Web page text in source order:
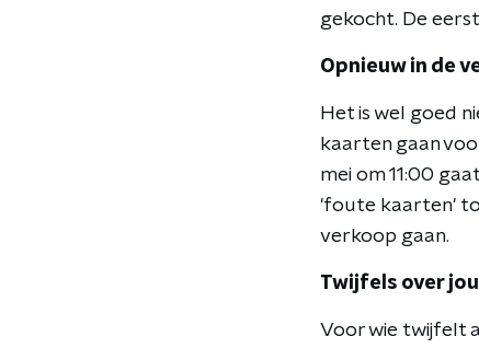
gekocht. De
Opnieuw in de
Het is wel goed
kaarten gaan
mei om 11:00
'foute kaarten'
verkoop gaan.
Twijfels over
Voor wie twijfelt